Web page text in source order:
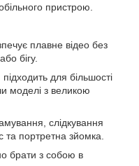
пристрою.
плавне відео без
бігу.
підходить для більшості
моделі з великою
слідкування
та портретна зйомка.
брати з собою в